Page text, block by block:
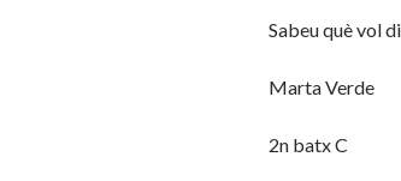
Sabeu què vol
Marta Verde
2n batx C